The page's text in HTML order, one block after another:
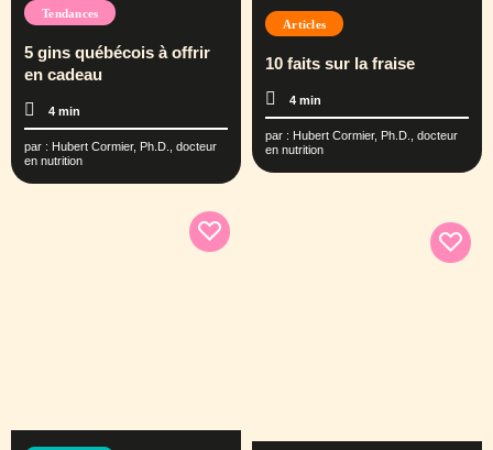
Tendances
5 gins québécois à offrir
en cadeau
4 min
par : Hubert Cormier, Ph.D., docteur
en nutrition
Articles
10 faits sur la fraise
4 min
par : Hubert Cormier, Ph.D., docteur
en nutrition